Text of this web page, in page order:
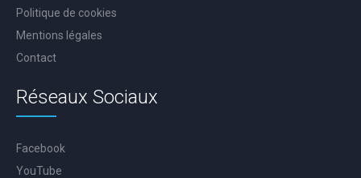
Politique de cookies
Mentions légales
Contact
Réseaux Sociaux
Facebook
YouTube